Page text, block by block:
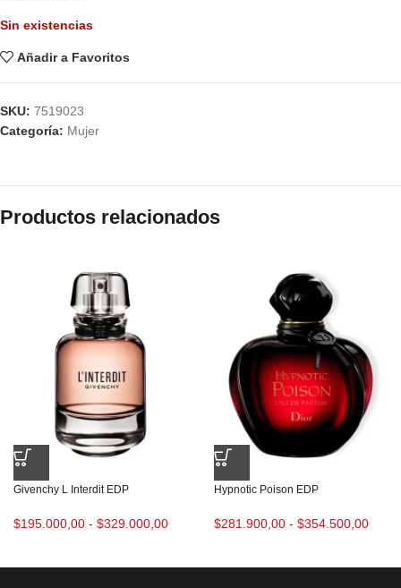
Sin existencias
Añadir a Favoritos
SKU: 7519023
Categoría: Mujer
Productos relacionados
Givenchy L Interdit EDP
$195.000,00 - $329.000,00
Hypnotic Poison EDP
$281.900,00 - $354.500,00